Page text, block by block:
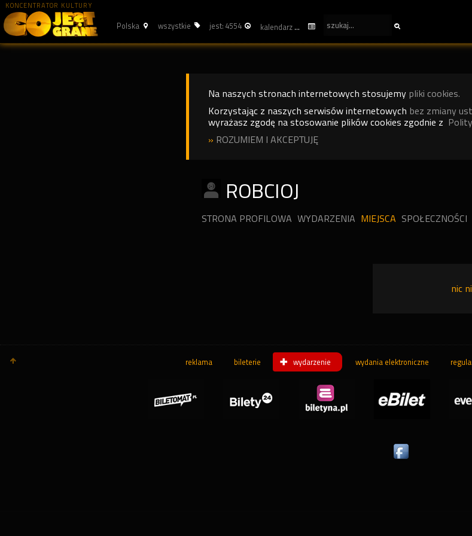
KONCENTRATOR KULTURY
Polska wszystkie jest: 4554 kalendarz
Na naszych stronach internetowych stosujemy pliki cookies.
Korzystając z naszych serwisów internetowych bez zmiany
wyrażasz zgodę na stosowanie plików cookies zgodnie z
» ROZUMIEM I AKCEPTUJĘ
ROBCIOJ
STRONA PROFILOWA WYDARZENIA MIEJSCA SPOŁECZNOŚCI
nic
reklama bileterie wydarzenie wydania elektroniczne